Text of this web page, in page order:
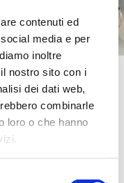
contenuti ed
media e per
inoltre
nostro sito con i
dei dati web,
combinarle
loro o che hanno
cercando di